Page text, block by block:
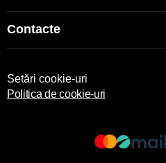
Contacte
Setări cookie-uri
Politica de cookie-uri